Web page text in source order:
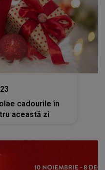
cadourile în
această zi